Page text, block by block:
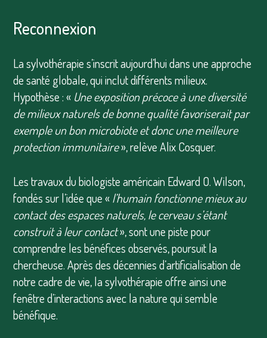
Reconnexion
La sylvothérapie s’inscrit aujourd’hui dans une approche
de santé globale, qui inclut différents milieux.
Hypothèse : « Une exposition précoce à une diversité
de milieux naturels de bonne qualité favoriserait par
exemple un bon microbiote et donc une meilleure
protection immunitaire», relève Alix Cosquer.
Les travaux du biologiste américain Edward O. Wilson,
fondés sur l’idée que «l’humain fonctionne mieux au
contact des espaces naturels, le cerveau s’étant
construit à leur contact», sont une piste pour
comprendre les bénéfices observés, poursuit la
chercheuse. Après des décennies d’artificialisation de
notre cadre de vie, la sylvothérapie offre ainsi une
fenêtre d’interactions avec la nature qui semble
bénéfique.